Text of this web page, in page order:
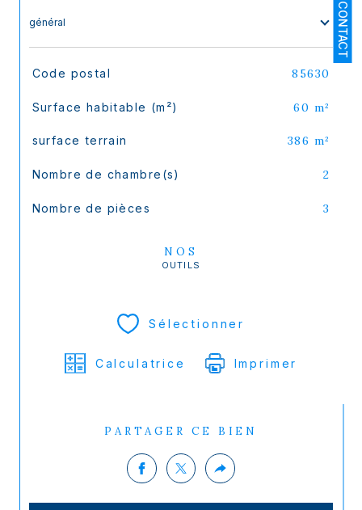
CONTACT
général
TRAD_SIROCCO_Caracteristique
Code postal 85630
Surface habitable (m²) 60 m²
surface terrain 386 m²
Nombre de chambre(s) 2
Nombre de pièces 3
NOS
OUTILS
Sélectionner
Calculatrice Imprimer
PARTAGER CE BIEN